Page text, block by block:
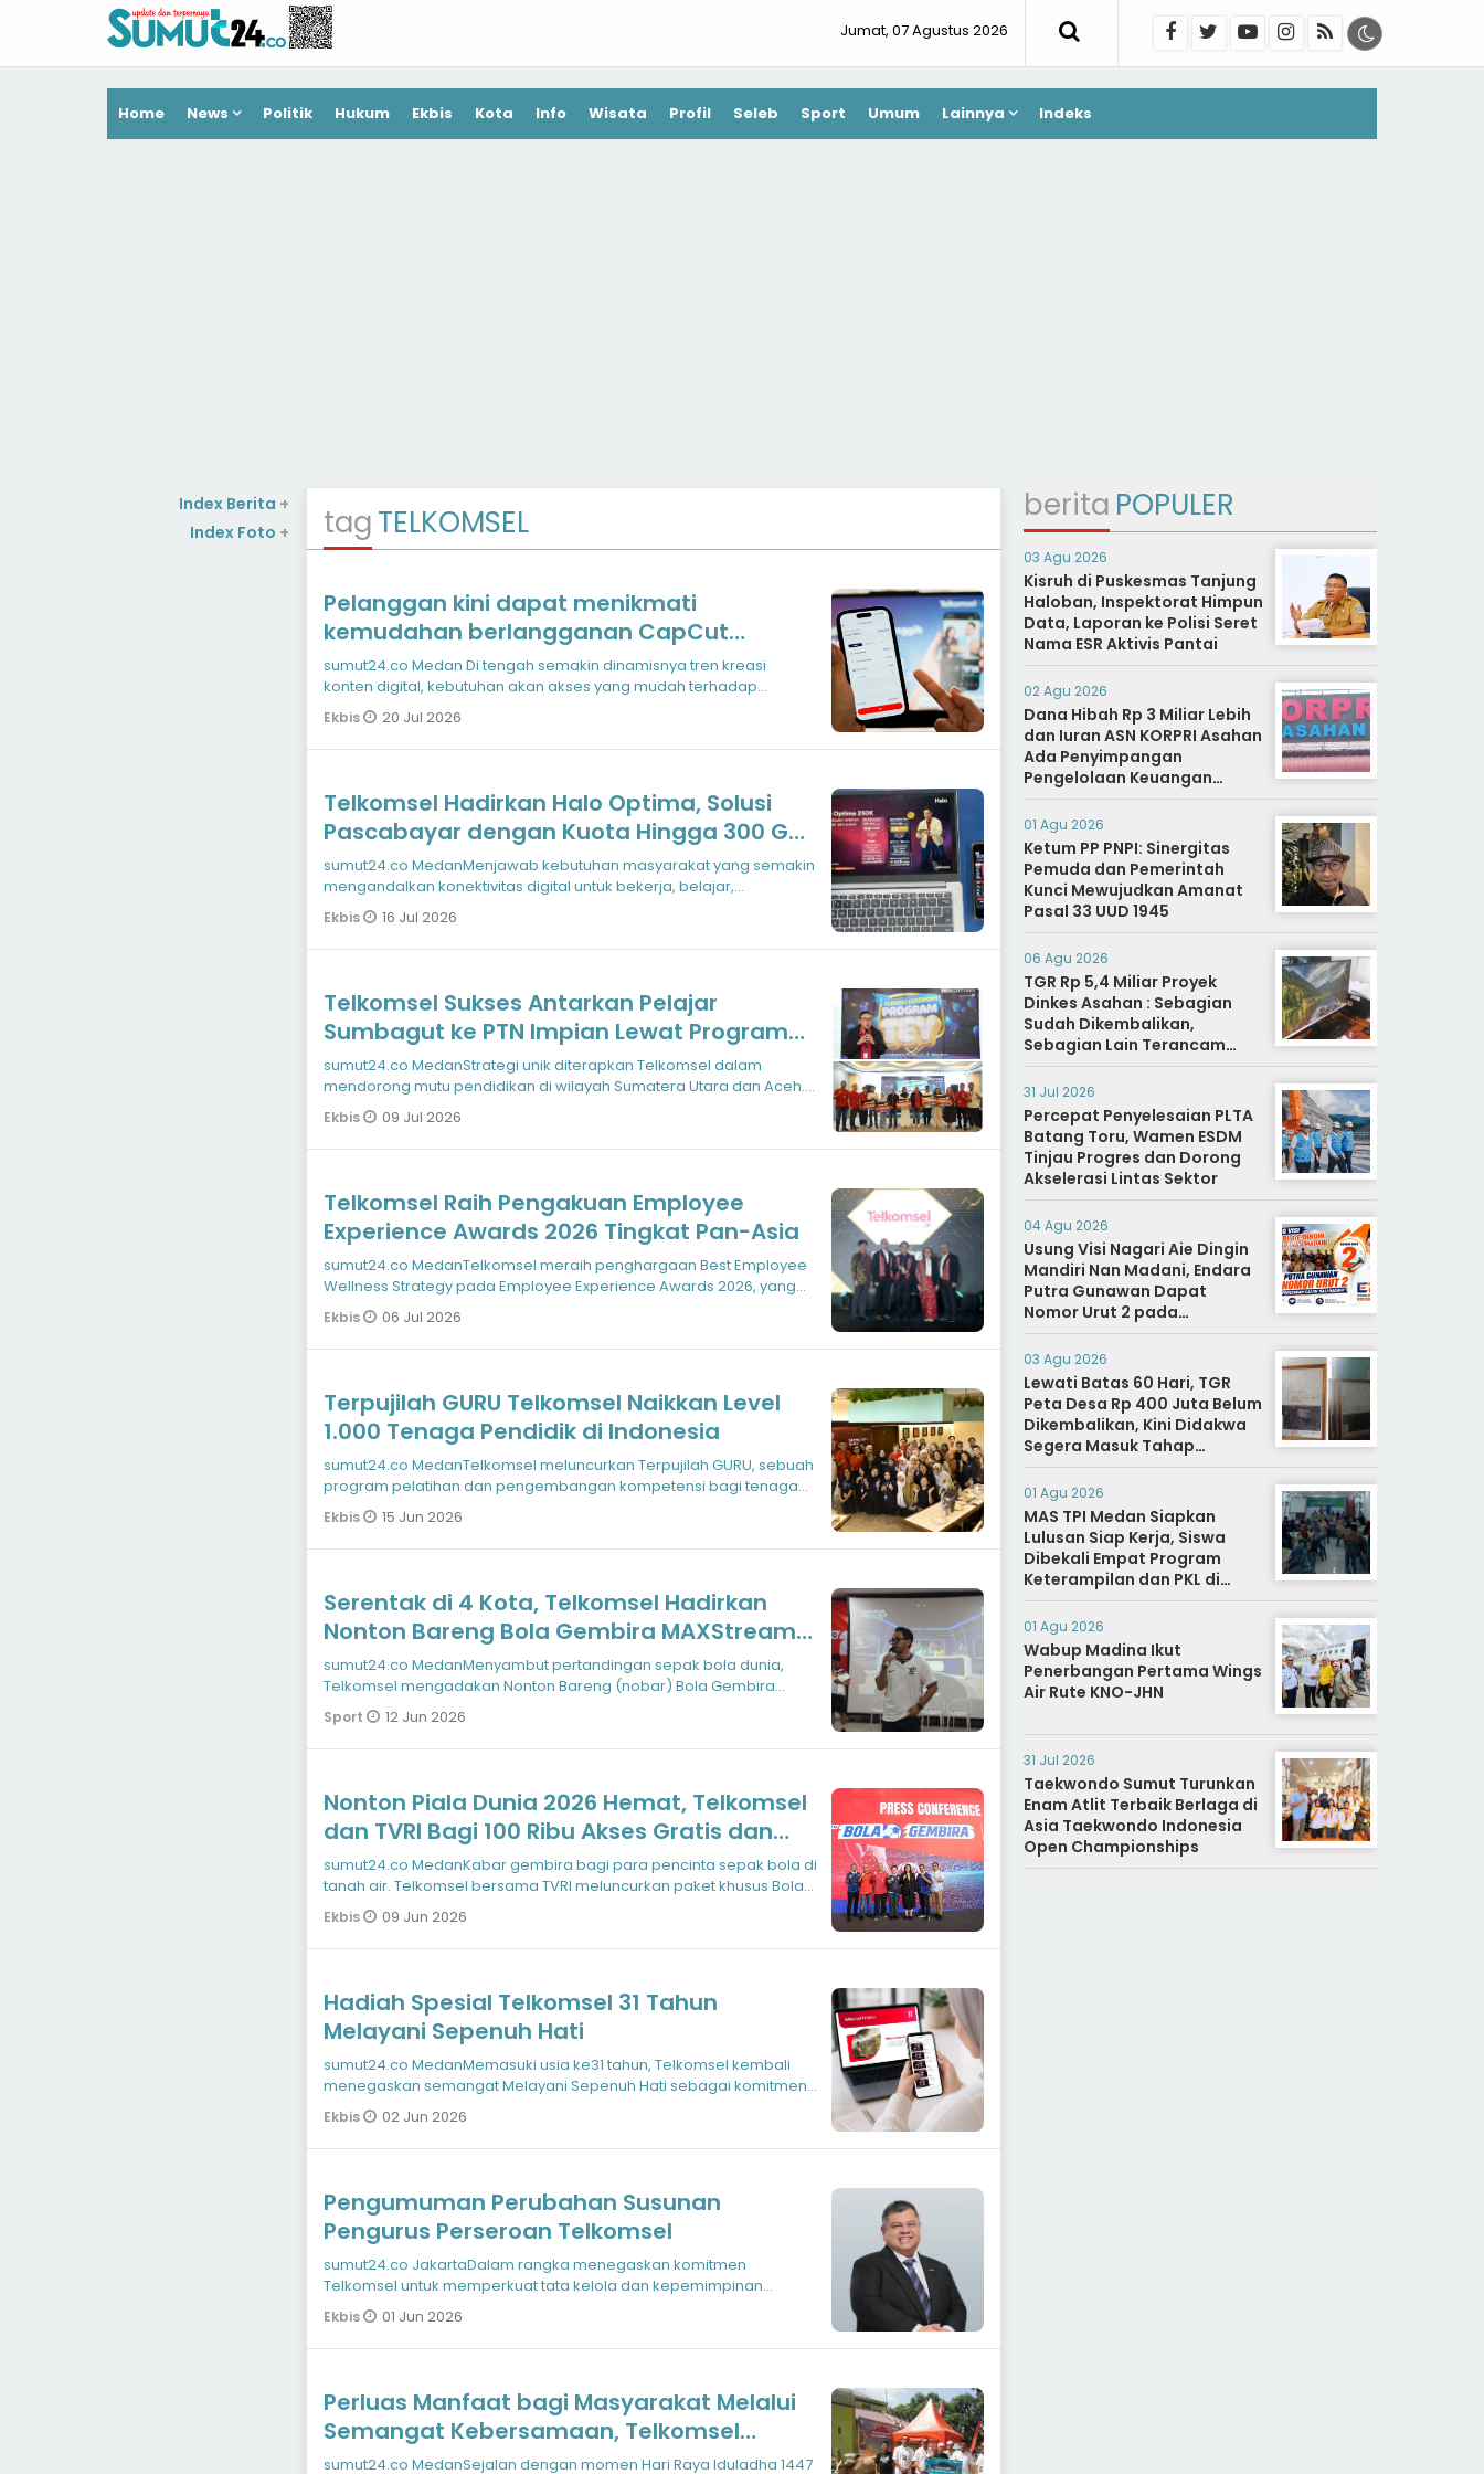
Jumat, 07 Agustus 2026
Home News Politik Hukum Ekbis Kota Info Wisata Profil Seleb Sport Umum Lainnya Indeks
tagTELKOMSEL
Pelanggan kini dapat menikmati
kemudahan berlangganan CapCut
langsung dari MyTelkomsel untuk
mendukung kreativitas dan produktivitas
konten digital
sumut24.co Medan Di tengah semakin dinamisnya tren kreasi
konten digital, kebutuhan akan akses yang mudah terhadap
berbagai tools kreatif
Ekbis 20 Jul 2026
Telkomsel Hadirkan Halo Optima, Solusi
Pascabayar dengan Kuota Hingga 300 GB
dan Beragam Hiburan Premium
sumut24.co MedanMenjawab kebutuhan masyarakat yang semakin
mengandalkan konektivitas digital untuk bekerja, belajar,
berkomunikasi, hingga
Ekbis 16 Jul 2026
Telkomsel Sukses Antarkan Pelajar
Sumbagut ke PTN Impian Lewat Program
TEY
sumut24.co MedanStrategi unik diterapkan Telkomsel dalam
mendorong mutu pendidikan di wilayah Sumatera Utara dan Aceh.
Melalui program Tel
Ekbis 09 Jul 2026
Telkomsel Raih Pengakuan Employee
Experience Awards 2026 Tingkat Pan-Asia
sumut24.co MedanTelkomsel meraih penghargaan Best Employee
Wellness Strategy pada Employee Experience Awards 2026, yang
diselenggarakan 26
Ekbis 06 Jul 2026
Terpujilah GURU Telkomsel Naikkan Level
1.000 Tenaga Pendidik di Indonesia
sumut24.co MedanTelkomsel meluncurkan Terpujilah GURU, sebuah
program pelatihan dan pengembangan kompetensi bagi tenaga
pendidik di Indone
Ekbis 15 Jun 2026
Serentak di 4 Kota, Telkomsel Hadirkan
Nonton Bareng Bola Gembira MAXStream
TV
sumut24.co MedanMenyambut pertandingan sepak bola dunia,
Telkomsel mengadakan Nonton Bareng (nobar) Bola Gembira
MAXStream TV. Nobar ini d
Sport 12 Jun 2026
Nonton Piala Dunia 2026 Hemat, Telkomsel
dan TVRI Bagi 100 Ribu Akses Gratis dan
Paket Mulai Rp25 Ribu
sumut24.co MedanKabar gembira bagi para pencinta sepak bola di
tanah air. Telkomsel bersama TVRI meluncurkan paket khusus Bola
Gembira MA
Ekbis 09 Jun 2026
Hadiah Spesial Telkomsel 31 Tahun
Melayani Sepenuh Hati
sumut24.co MedanMemasuki usia ke31 tahun, Telkomsel kembali
menegaskan semangat Melayani Sepenuh Hati sebagai komitmen
menghadirkan pen
Ekbis 02 Jun 2026
Pengumuman Perubahan Susunan
Pengurus Perseroan Telkomsel
sumut24.co JakartaDalam rangka menegaskan komitmen
Telkomsel untuk memperkuat tata kelola dan kepemimpinan
strategis dalam menjawab dinami
Ekbis 01 Jun 2026
Perluas Manfaat bagi Masyarakat Melalui
Semangat Kebersamaan, Telkomsel
Salurkan Hewan Kurban Iduladha 1447 H
sumut24.co MedanSejalan dengan momen Hari Raya Iduladha 1447
Index Berita +
Index Foto +
berita POPULER
03 Agu 2026
Kisruh di Puskesmas Tanjung
Haloban, Inspektorat Himpun
Data, Laporan ke Polisi Seret
Nama ESR Aktivis Pantai
02 Agu 2026
Dana Hibah Rp 3 Miliar Lebih
dan Iuran ASN KORPRI Asahan
Ada Penyimpangan
Pengelolaan Keuangan
Dipertanyakan, Aparat
Diminta Segera Usut
01 Agu 2026
Ketum PP PNPI: Sinergitas
Pemuda dan Pemerintah
Kunci Mewujudkan Amanat
Pasal 33 UUD 1945
06 Agu 2026
TGR Rp 5,4 Miliar Proyek
Dinkes Asahan : Sebagian
Sudah Dikembalikan,
Sebagian Lain Terancam
Sanksi Hukuman Berat
31 Jul 2026
Percepat Penyelesaian PLTA
Batang Toru, Wamen ESDM
Tinjau Progres dan Dorong
Akselerasi Lintas Sektor
04 Agu 2026
Usung Visi Nagari Aie Dingin
Mandiri Nan Madani, Endara
Putra Gunawan Dapat
Nomor Urut 2 pada
Penetapan Calon Wali
Nagari.
03 Agu 2026
Lewati Batas 60 Hari, TGR
Peta Desa Rp 400 Juta Belum
Dikembalikan, Kini Didakwa
Segera Masuk Tahap
Penyidikan
01 Agu 2026
MAS TPI Medan Siapkan
Lulusan Siap Kerja, Siswa
Dibekali Empat Program
Keterampilan dan PKL di
Dunia Industri
01 Agu 2026
Wabup Madina Ikut
Penerbangan Pertama Wings
Air Rute KNO-JHN
31 Jul 2026
Taekwondo Sumut Turunkan
Enam Atlit Terbaik Berlaga di
Asia Taekwondo Indonesia
Open Championships